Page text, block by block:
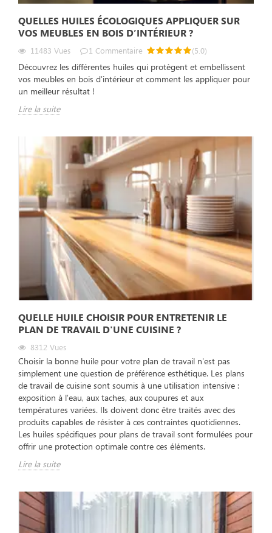
QUELLES HUILES ÉCOLOGIQUES APPLIQUER SUR
VOS MEUBLES EN BOIS D’INTÉRIEUR ?
11483 Vues 1 Commentaire (5.0)
Découvrez les différentes huiles qui protègent et embellissent
vos meubles en bois d'intérieur et comment les appliquer pour
un meilleur résultat !
Lire la suite
QUELLE HUILE CHOISIR POUR ENTRETENIR LE
PLAN DE TRAVAIL D'UNE CUISINE ?
8312 Vues
Choisir la bonne huile pour votre plan de travail n'est pas
simplement une question de préférence esthétique. Les plans
de travail de cuisine sont soumis à une utilisation intensive :
exposition à l'eau, aux taches, aux coupures et aux
températures variées. Ils doivent donc être traités avec des
produits capables de résister à ces contraintes quotidiennes.
Les huiles spécifiques pour plans de travail sont formulées pour
offrir une protection optimale contre ces éléments.
Lire la suite